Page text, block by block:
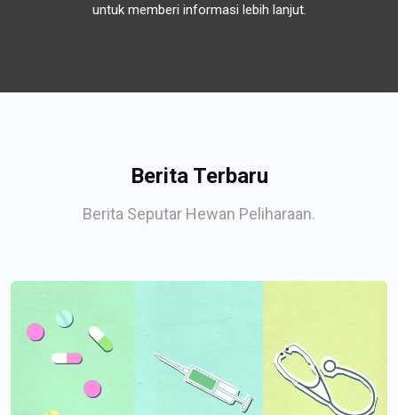
untuk memberi informasi lebih lanjut.
Berita Terbaru
Berita Seputar Hewan Peliharaan.